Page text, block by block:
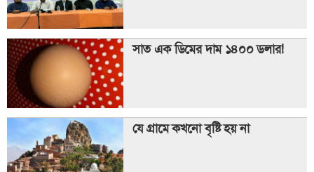
সাত এক ডিমের দাম ১৪০০ ডলার!
যে গ্রামে কখনো বৃষ্টি হয় না